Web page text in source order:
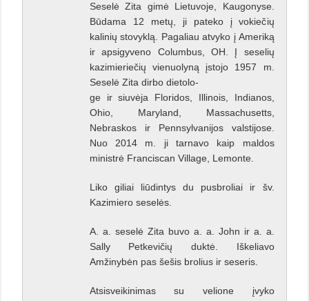
Seselė Zita gimė Lietuvoje, Kaugonyse.
Būdama 12 metų, ji pateko į vokiečių
kalinių stovyklą. Pagaliau atvyko į Ameriką
ir apsigyveno Columbus, OH. Į seselių
kazimieriečių vienuolyną įstojo 1957 m.
Seselė Zita dirbo dietolo-
ge ir siuvėja Floridos, Illinois, Indianos,
Ohio, Maryland, Massachusetts,
Nebraskos ir Pennsylvanijos valstijose.
Nuo 2014 m. ji tarnavo kaip maldos
ministrė Franciscan Village, Lemonte.
Liko giliai liūdintys du pusbroliai ir šv.
Kazimiero seselės.
A. a. seselė Zita buvo a. a. John ir a. a.
Sally Petkevičių duktė. Iškeliavo
Amžinybėn pas šešis brolius ir seseris.
Atsisveikinimas su velione įvyko